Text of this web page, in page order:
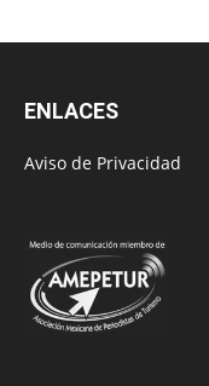
ENLACES
Aviso de Privacidad